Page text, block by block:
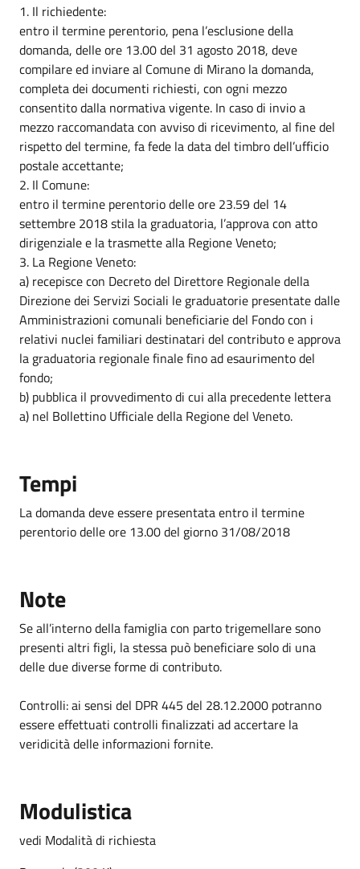
1. Il richiedente:
entro il termine perentorio, pena l’esclusione della
domanda, delle ore 13.00 del 31 agosto 2018, deve
compilare ed inviare al Comune di Mirano la domanda,
completa dei documenti richiesti, con ogni mezzo
consentito dalla normativa vigente. In caso di invio a
mezzo raccomandata con avviso di ricevimento, al fine del
rispetto del termine, fa fede la data del timbro dell’ufficio
postale accettante;
2. Il Comune:
entro il termine perentorio delle ore 23.59 del 14
settembre 2018 stila la graduatoria, l’approva con atto
dirigenziale e la trasmette alla Regione Veneto;
3. La Regione Veneto:
a) recepisce con Decreto del Direttore Regionale della
Direzione dei Servizi Sociali le graduatorie presentate dalle
Amministrazioni comunali beneficiarie del Fondo con i
relativi nuclei familiari destinatari del contributo e approva
la graduatoria regionale finale fino ad esaurimento del
fondo;
b) pubblica il provvedimento di cui alla precedente lettera
a) nel Bollettino Ufficiale della Regione del Veneto.
Tempi
La domanda deve essere presentata entro il termine
perentorio delle ore 13.00 del giorno 31/08/2018
Note
Se all’interno della famiglia con parto trigemellare sono
presenti altri figli, la stessa può beneficiare solo di una
delle due diverse forme di contributo.
Controlli: ai sensi del DPR 445 del 28.12.2000 potranno
essere effettuati controlli finalizzati ad accertare la
veridicità delle informazioni fornite.
Modulistica
vedi Modalità di richiesta